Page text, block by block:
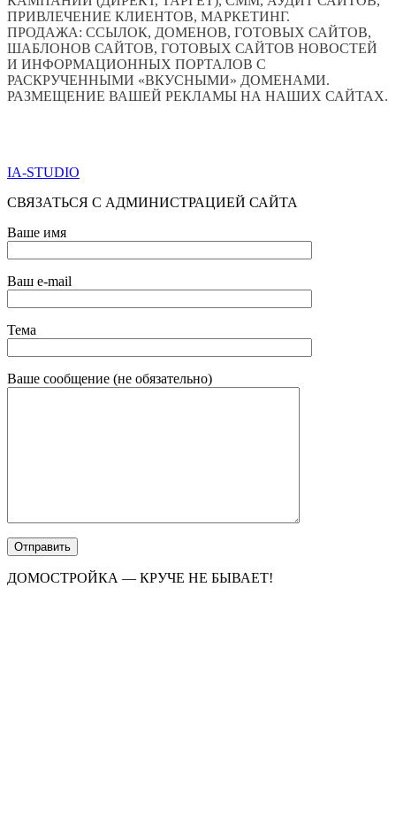
ПРИВЛЕЧЕНИЕ КЛИЕНТОВ, МАРКЕТИНГ.
ПРОДАЖА: ССЫЛОК, ДОМЕНОВ, ГОТОВЫХ САЙТОВ,
ШАБЛОНОВ САЙТОВ, ГОТОВЫХ САЙТОВ НОВОСТЕЙ
И ИНФОРМАЦИОННЫХ ПОРТАЛОВ С
РАСКРУЧЕННЫМИ «ВКУСНЫМИ» ДОМЕНАМИ.
РАЗМЕЩЕНИЕ ВАШЕЙ РЕКЛАМЫ НА НАШИХ САЙТАХ.
IA-STUDIO
СВЯЗАТЬСЯ С АДМИНИСТРАЦИЕЙ САЙТА
Ваше имя
Ваш e-mail
Тема
Ваше сообщение (не обязательно)
ДОМОСТРОЙКА — КРУЧЕ НЕ БЫВАЕТ!